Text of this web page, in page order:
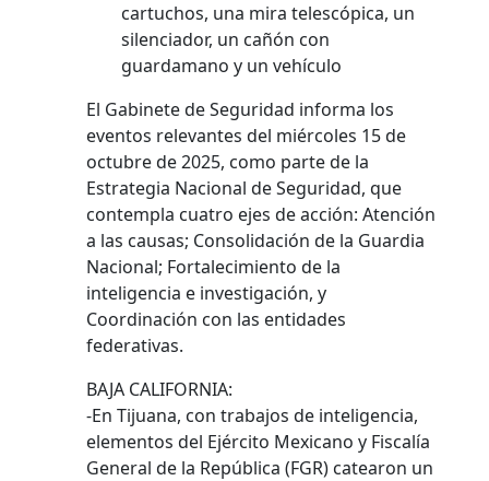
cartuchos, una mira telescópica, un
silenciador, un cañón con
guardamano y un vehículo
El Gabinete de Seguridad informa los
eventos relevantes del miércoles 15 de
octubre de 2025, como parte de la
Estrategia Nacional de Seguridad, que
contempla cuatro ejes de acción: Atención
a las causas; Consolidación de la Guardia
Nacional; Fortalecimiento de la
inteligencia e investigación, y
Coordinación con las entidades
federativas.
BAJA CALIFORNIA:
-En Tijuana, con trabajos de inteligencia,
elementos del Ejército Mexicano y Fiscalía
General de la República (FGR) catearon un